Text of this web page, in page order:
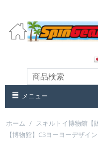
メニュー
ホーム / スキルトイ博物館【
【博物館】C3ヨーヨーデザイン